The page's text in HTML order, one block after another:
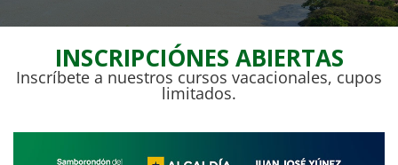
INSCRIPCIÓNES ABIERTAS
Inscríbete a nuestros cursos vacacionales, cupos
limitados.